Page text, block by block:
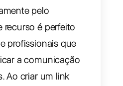
WhatsApp:
fazer